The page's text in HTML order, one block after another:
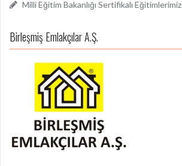
Milli Eğitim Bakanlığı Sertifikalı Eğitimlerimiz
Birleşmiş Emlakçılar A.Ş.